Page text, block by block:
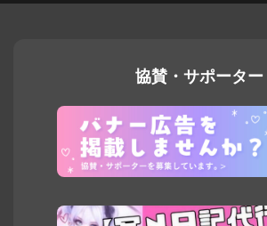
協賛・サポーター